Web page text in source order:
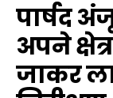
पार्षद
अपने
जाकर